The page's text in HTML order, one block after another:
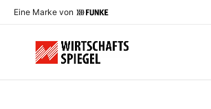
Eine Marke von